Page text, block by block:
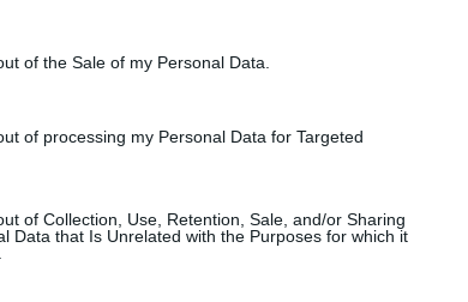
of the Sale of my Personal Data.
of processing my Personal Data for Targeted
of Collection, Use, Retention, Sale, and/or Sharing
Data that Is Unrelated with the Purposes for which it
KIOSK